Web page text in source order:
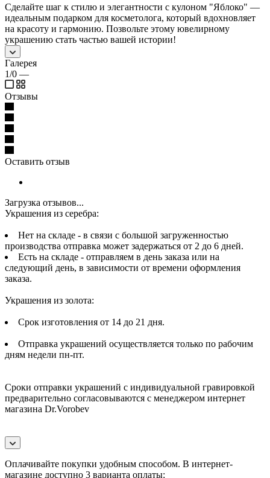
Сделайте шаг к стилю и элегантности с кулоном "Яблоко" —
идеальным подарком для косметолога, который вдохновляет
на красоту и гармонию. Позвольте этому ювелирному
украшению стать частью вашей истории!
Галерея
1/0 —
Отзывы
Оставить отзыв
Загрузка отзывов...
Украшения из серебра:
Нет на складе - в связи с большой загруженностью
производства отправка может задержаться от 2 до 6 дней.
Есть на складе - отправляем в день заказа или на
следующий день, в зависимости от времени оформления
заказа.
Украшения из золота:
Срок изготовления от 14 до 21 дня.
Отправка украшений осуществляется только по рабочим
дням недели пн-пт.
Сроки отправки украшений с индивидуальной гравировкой
предварительно согласовываются с менеджером интернет
магазина Dr.Vorobev
Оплачивайте покупки удобным способом. В интернет-
магазине доступно 3 варианта оплаты: